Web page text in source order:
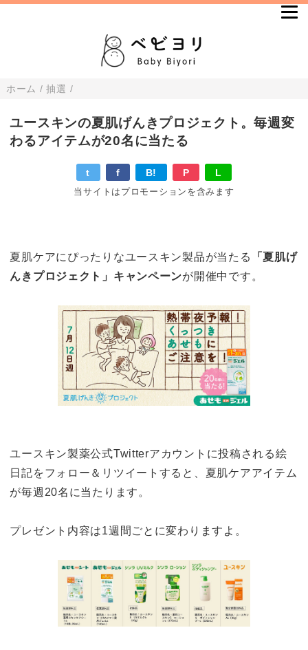
ホーム /抽選 /
ユースキンの夏肌げんきプロジェクト。毎週変
わるアイテムが20名に当たる
t f B! P L
当サイトはプロモーションを含みます
夏肌ケアにぴったりなユースキン製品が当たる
「夏肌げ
んきプロジェクト」キャンペーンが開催中です。
ユースキン製薬公式Twitterアカウントに投稿される絵
日記をフォロー＆リツイートすると、夏肌ケアアイテム
が毎週20名に当たります。
プレゼント内容は1週間ごとに変わりますよ。